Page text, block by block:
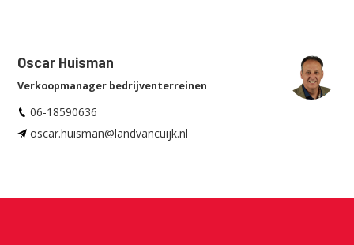
Oscar Huisman
Verkoopmanager bedrijventerreinen
06-18590636
oscar.huisman@landvancuijk.nl